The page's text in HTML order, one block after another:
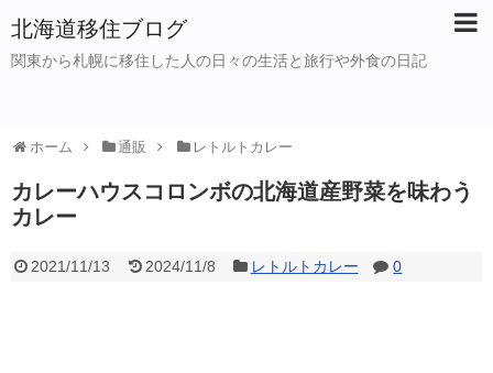
北海道移住ブログ
関東から札幌に移住した人の日々の生活と旅行や外食の日記
ホーム 通販 レトルトカレー
カレーハウスコロンボの北海道産野菜を味わう
カレー
2021/11/13 2024/11/8 レトルトカレー 0